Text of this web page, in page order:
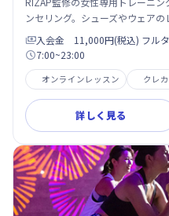
ンセリング。シューズやウェア
入会金 11,000円(税込) フル
7:00~23:00
オンラインレッスン クレ
詳しく見る